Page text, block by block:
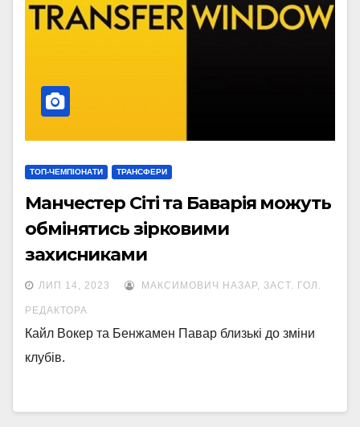
ТОП-ЧЕМПІОНАТИ ТРАНСФЕРИ
Манчестер Сіті та Баварія можуть
обмінятись зірковими
захисниками
ЛИП 14, 2023 МАКСИМОВИЧ НАЗАР, ЗАСТ. ГОЛ.
РЕДАКТОРА
Кайл Вокер та Бенжамен Павар близькі до зміни
клубів.